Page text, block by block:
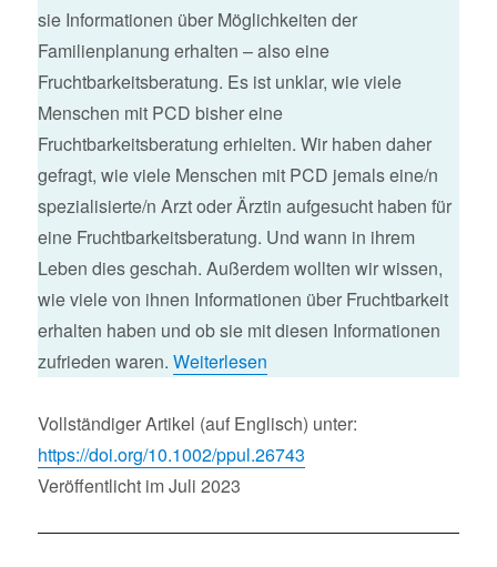
sie Informationen über Möglichkeiten der
Familienplanung erhalten – also eine
Fruchtbarkeitsberatung. Es ist unklar, wie viele
Menschen mit PCD bisher eine
Fruchtbarkeitsberatung erhielten. Wir haben daher
gefragt, wie viele Menschen mit PCD jemals eine/n
spezialisierte/n Arzt oder Ärztin aufgesucht haben für
eine Fruchtbarkeitsberatung. Und wann in ihrem
Leben dies geschah. Außerdem wollten wir wissen,
wie viele von ihnen Informationen über Fruchtbarkeit
erhalten haben und ob sie mit diesen Informationen
zufrieden waren.Weiterlesen
Vollständiger Artikel (auf Englisch) unter:
https://doi.org/10.1002/ppul.26743
Veröffentlicht im Juli 2023